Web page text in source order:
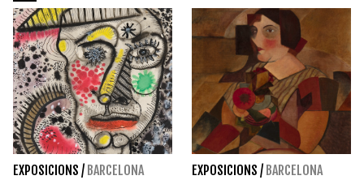
EXPOSICIONS / BARCELONA EXPOSICIONS / BARCELONA